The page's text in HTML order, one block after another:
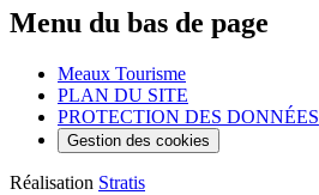
Menu du bas de page
Meaux Tourisme
PLAN DU SITE
PROTECTION DES DONNÉES
Gestion des cookies
Réalisation Stratis